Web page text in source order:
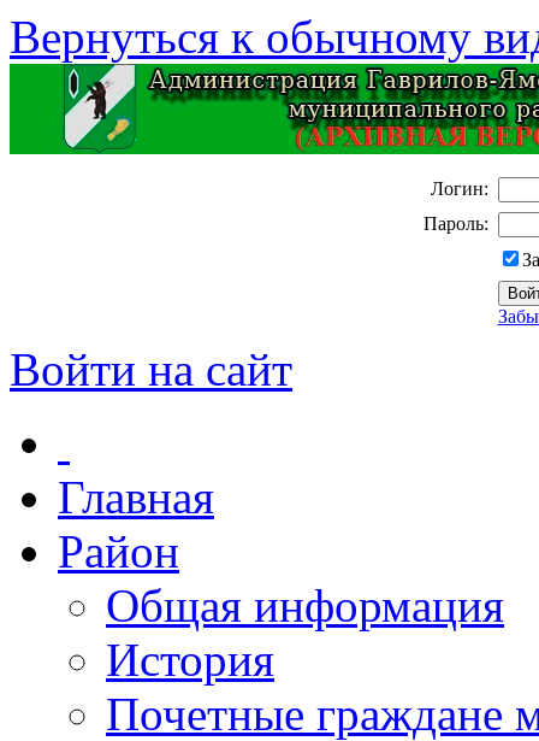
Вернуться к обычному
Логин:
Пароль:
Войти на сайт
Главная
Район
Общая информация
История
Почетные граждане